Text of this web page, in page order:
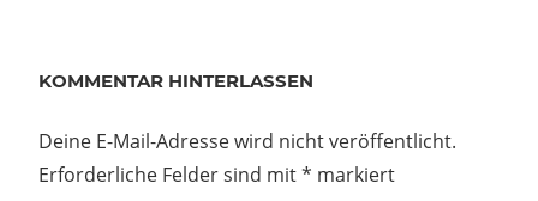
KOMMENTAR HINTERLASSEN
Deine E-Mail-Adresse wird nicht veröffentlicht.
Erforderliche Felder sind mit* markiert